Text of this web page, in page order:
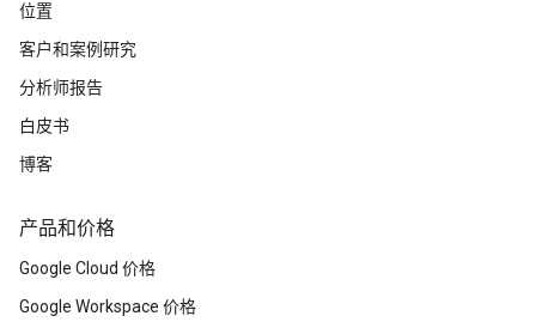
位置
客户和案例研究
分析师报告
白皮书
博客
产品和价格
Google Cloud 价格
Google Workspace 价格